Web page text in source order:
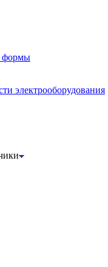
формы
электрооборудования